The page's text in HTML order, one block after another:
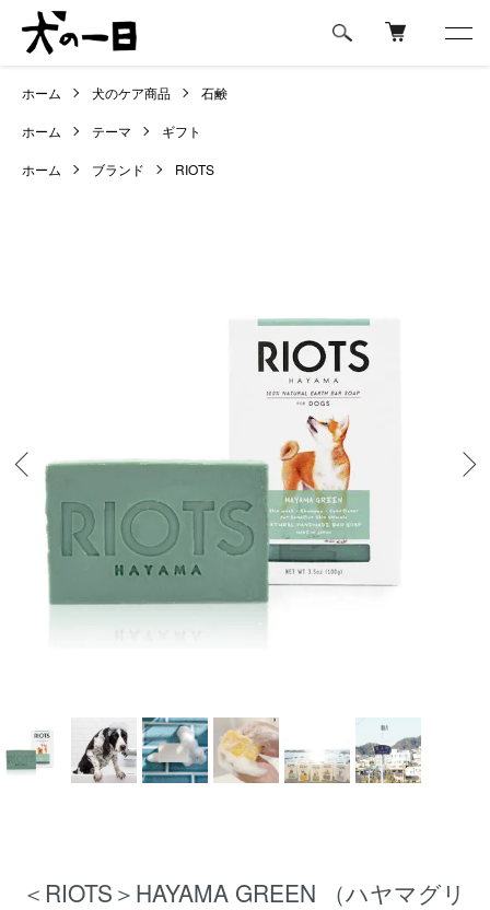
ホーム 犬のケア商品 石鹸
ホーム テーマ ギフト
ホーム ブランド RIOTS
＜RIOTS＞HAYAMA GREEN （ハヤマグリ